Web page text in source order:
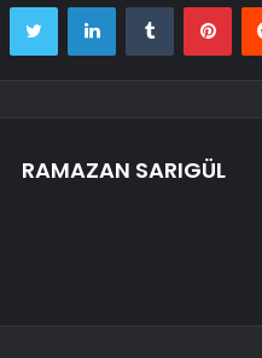
FacebookTwitter LinkedInTumblr
RAMAZAN SARIGÜL